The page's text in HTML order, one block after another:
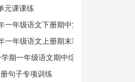
元课课练
一年级语文下册期中复习卷
一年级语文上册期末巩固测试卷
期一年级语文期中综合试卷
句子专项训练